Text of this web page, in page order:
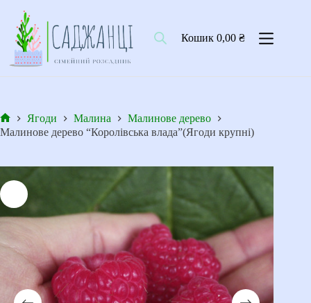
вмісту
Кошик0,00₴
Головна
Ягоди Малина
Малинове дерево
Малинове дерево “Королівська влада”(Ягоди крупні)